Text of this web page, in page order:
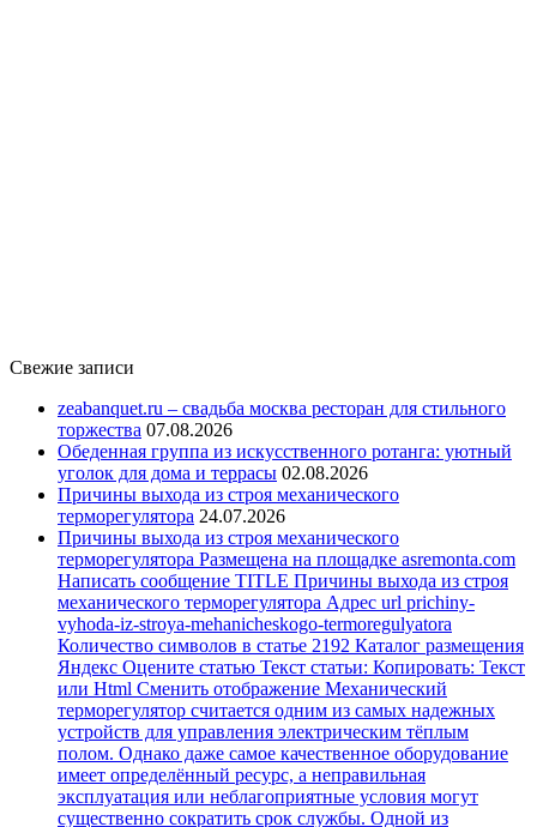
Свежие записи
zeabanquet.ru – свадьба москва ресторан для стильного
торжества 07.08.2026
Обеденная группа из искусственного ротанга: уютный
уголок для дома и террасы 02.08.2026
Причины выхода из строя механического
терморегулятора 24.07.2026
Причины выхода из строя механического
терморегулятора Размещена на площадке asremonta.com
Написать сообщение TITLE Причины выхода из строя
механического терморегулятора Адрес url prichiny-
vyhoda-iz-stroya-mehanicheskogo-termoregulyatora
Количество символов в статье 2192 Каталог размещения
Яндекс Оцените статью Текст статьи: Копировать: Текст
или Html Cменить отображение Механический
терморегулятор считается одним из самых надежных
устройств для управления электрическим тёплым
полом. Однако даже самое качественное оборудование
имеет определённый ресурс, а неправильная
эксплуатация или неблагоприятные условия могут
существенно сократить срок службы. Одной из